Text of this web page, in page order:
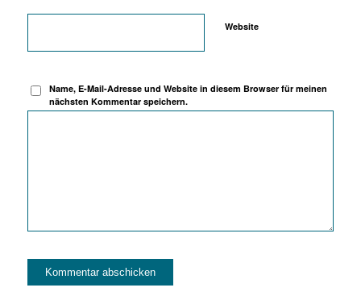
Website
Name, E-Mail-Adresse und Website in diesem Browser für meinen
nächsten Kommentar speichern.